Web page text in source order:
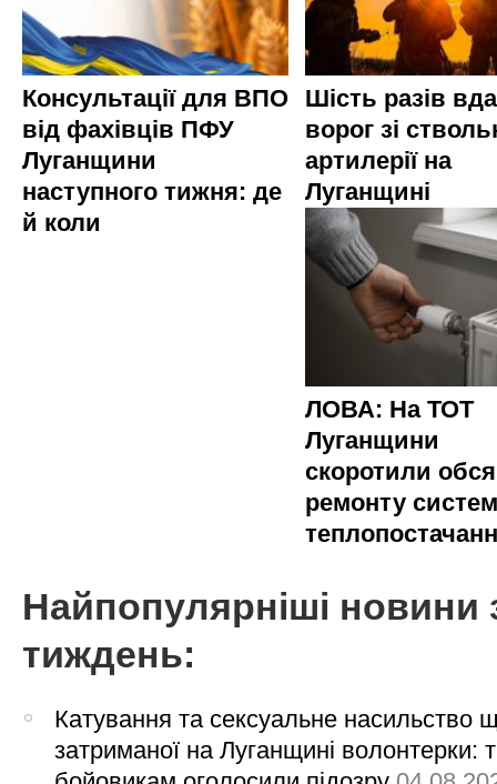
Консультації для ВПО
від фахівців ПФУ
Луганщини
наступного тижня: де
й коли
Шість разів
ворог зі
артилерії на
Луганщині
ЛОВА: На ТОТ
Луганщини
скоротили
ремонту
Найпопулярніші новини
тиждень:
Катування та сексуальне насильство
затриманої на Луганщині волонтерки: